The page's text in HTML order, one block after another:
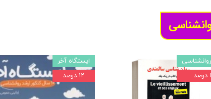
ایستگاه آخر
۱۲ درصد